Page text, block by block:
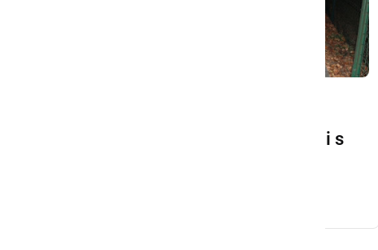
Poletne počitnice zaključili s